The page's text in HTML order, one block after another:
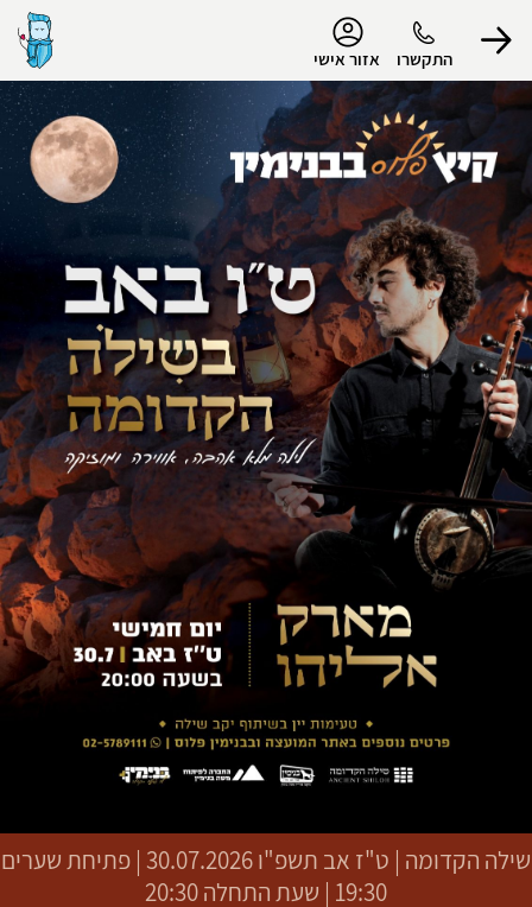
התקשרו אזור אישי
הפרופיל שלי
התנתק
שילה הקדומה | ט"ז אב תשפ"ו
30.07.2026 | פתיחת שערים
19:30 | שעת התחלה 20:30